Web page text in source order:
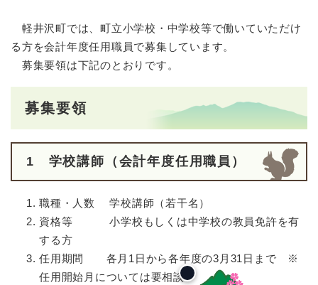
軽井沢町では、町立小学校・中学校等で働いていただけ
る方を会計年度任用職員で募集しています。
募集要領は下記のとおりです。
募集要領
1 学校講師（会計年度任用職員）
職種・人数 学校講師（若干名）
資格等 小学校もしくは中学校の教員免許を有
する方
任用期間 各月1日から各年度の3月31日まで ※
任用開始月については要相談